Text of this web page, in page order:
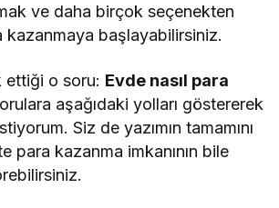
ve daha birçok seçenekten
kazanmaya başlayabilirsiniz.
ettiği o soru: Evde nasıl para
aşağıdaki yolları göstererek
Siz de yazımın tamamını
para kazanma imkanının bile